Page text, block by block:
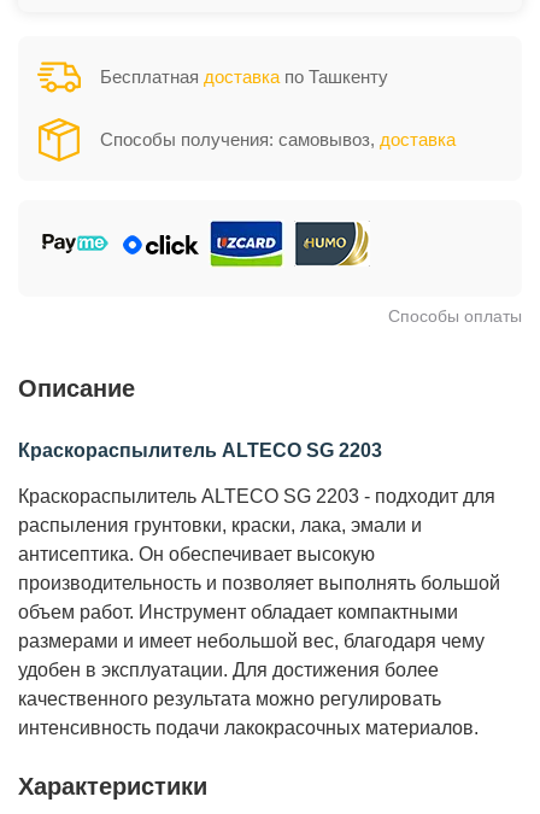
Бесплатная доставка по Ташкенту
Способы получения: самовывоз, доставка
Способы оплаты
Описание
Краскораспылитель ALTECO SG 2203
Краскораспылитель ALTECO SG 2203 - подходит для
распыления грунтовки, краски, лака, эмали и
антисептика. Он обеспечивает высокую
производительность и позволяет выполнять большой
объем работ. Инструмент обладает компактными
размерами и имеет небольшой вес, благодаря чему
удобен в эксплуатации. Для достижения более
качественного результата можно регулировать
интенсивность подачи лакокрасочных материалов.
Характеристики